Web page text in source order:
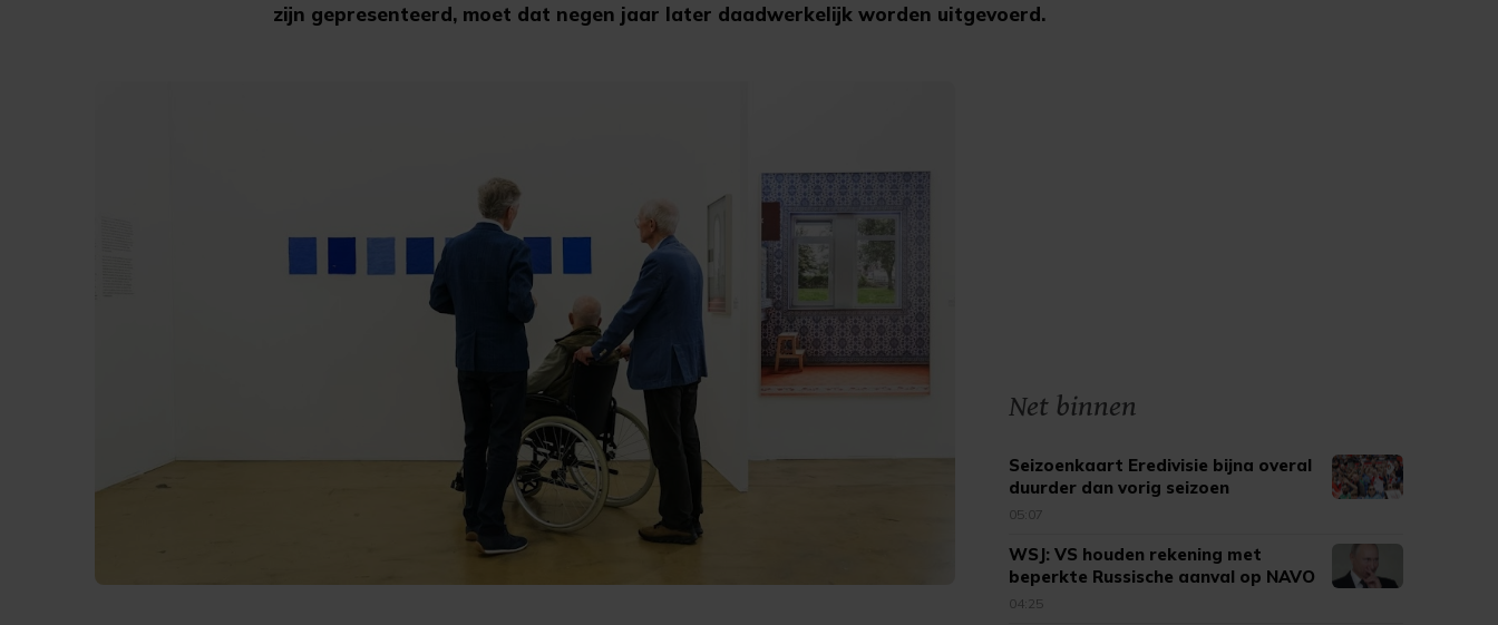
zijn gepresenteerd, moet dat negen jaar later daadwerkelijk worden uitgevoerd.
Net binnen
Seizoenkaart Eredivisie bijna overal
duurder dan vorig seizoen
05:07
WSJ: VS houden rekening met
beperkte Russische aanval op NAVO
04:25